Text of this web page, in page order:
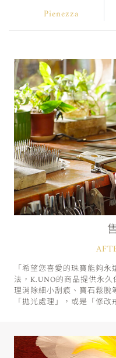
Pienezza
「希望您喜愛的珠寶能夠
法，K.UNO的商品提供永
理消除細小刮痕、寶石鬆脫
「拋光處理」，或是「修改